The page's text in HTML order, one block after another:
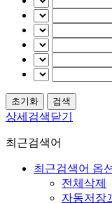
상세검색닫기
최근검색어
최근검색어 옵션
전체삭제
자동저장